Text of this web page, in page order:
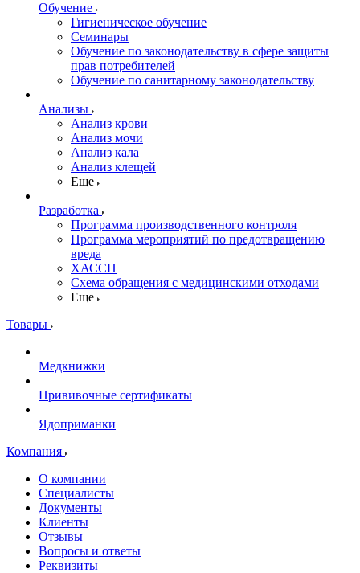
Обучение
Гигиеническое обучение
Семинары
Обучение по законодательству в сфере защиты
прав потребителей
Обучение по санитарному законодательству
Анализы
Анализ крови
Анализ мочи
Анализ кала
Анализ клещей
Еще
Разработка
Программа производственного контроля
Программа мероприятий по предотвращению
вреда
ХАССП
Схема обращения с медицинскими отходами
Еще
Товары
Медкнижки
Прививочные сертификаты
Ядоприманки
Компания
О компании
Специалисты
Документы
Клиенты
Отзывы
Вопросы и ответы
Реквизиты